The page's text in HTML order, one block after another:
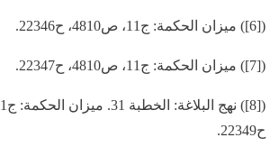
([6]) ميزان الحكمة: ج11، ص4810، ح22346.
([7]) ميزان الحكمة: ج11، ص4810، ح22347.
ح22349.